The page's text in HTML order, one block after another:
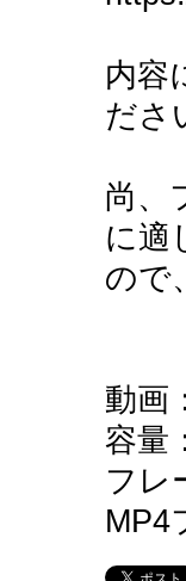
内容
ださ
尚、
に適
ので
動画
容量
フレ
MP4